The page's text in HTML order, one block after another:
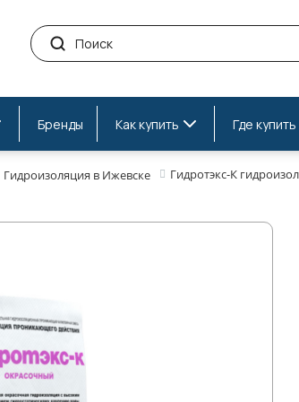
Бренды Как купить Где купить
Гидроизоляция в Ижевске Гидротэкс-К